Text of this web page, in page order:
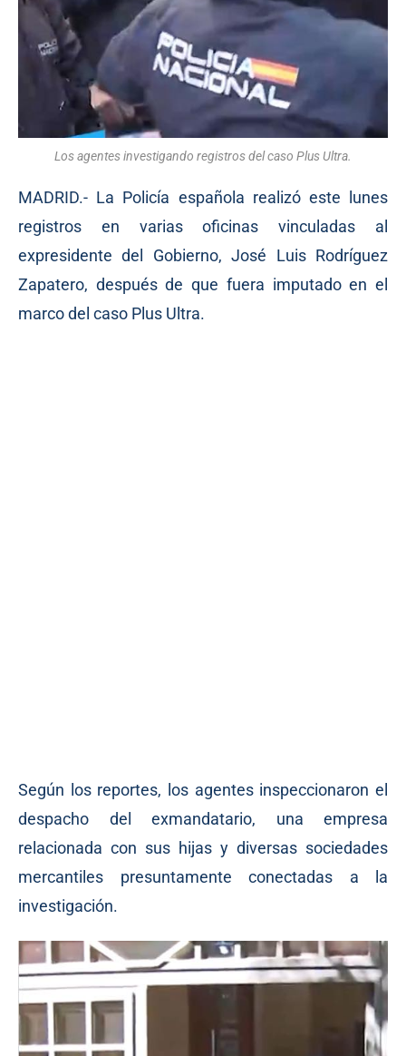
Los agentes investigando registros del caso Plus Ultra.
MADRID.- La Policía española realizó este lunes
registros en varias oficinas vinculadas al
expresidente del Gobierno, José Luis Rodríguez
Zapatero, después de que fuera imputado en el
marco del caso Plus Ultra.
Según los reportes, los agentes inspeccionaron el
despacho del exmandatario, una empresa
relacionada con sus hijas y diversas sociedades
mercantiles presuntamente conectadas a la
investigación.